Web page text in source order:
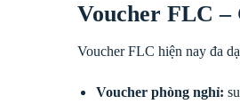
Voucher FLC –
Voucher FLC hiện nay đa
Voucher phòng nghỉ: